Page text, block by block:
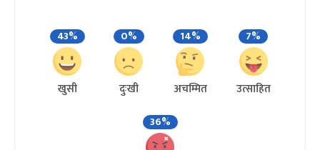
43%
खुसी
0%
दुःखी
14%
अचम्मित
7%
उत्साहित
36%